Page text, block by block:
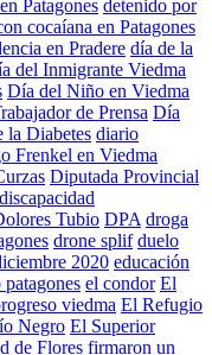
Patagones detenido por
cocaíana en Patagones
en Pradere día de la
del Inmigrante Viedma
Día del Niño en Viedma
de Prensa Día
la Diabetes diario
Frenkel en Viedma
Diputada Provincial
discapacidad
Tubio DPA droga
drone splif duelo
2020 educación
patagones el condor El
viedma El Refugio
Negro El Superior
de Flores firmaron un